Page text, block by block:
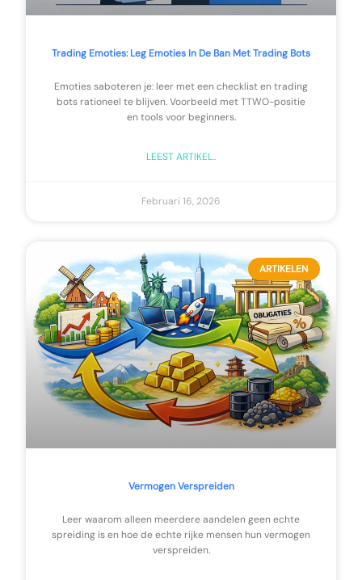
Trading Emoties: Leg Emoties In De Ban Met Trading Bots
Emoties saboteren je: leer met een checklist en trading
bots rationeel te blijven. Voorbeeld met TTWO-positie
en tools voor beginners.
LEEST ARTIKEL..
Februari 16, 2026
ARTIKELEN
Vermogen Verspreiden
Leer waarom alleen meerdere aandelen geen echte
spreiding is en hoe de echte rijke mensen hun vermogen
verspreiden.